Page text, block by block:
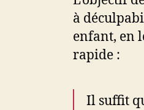
à
enfant, en
rapide :
Il suffit